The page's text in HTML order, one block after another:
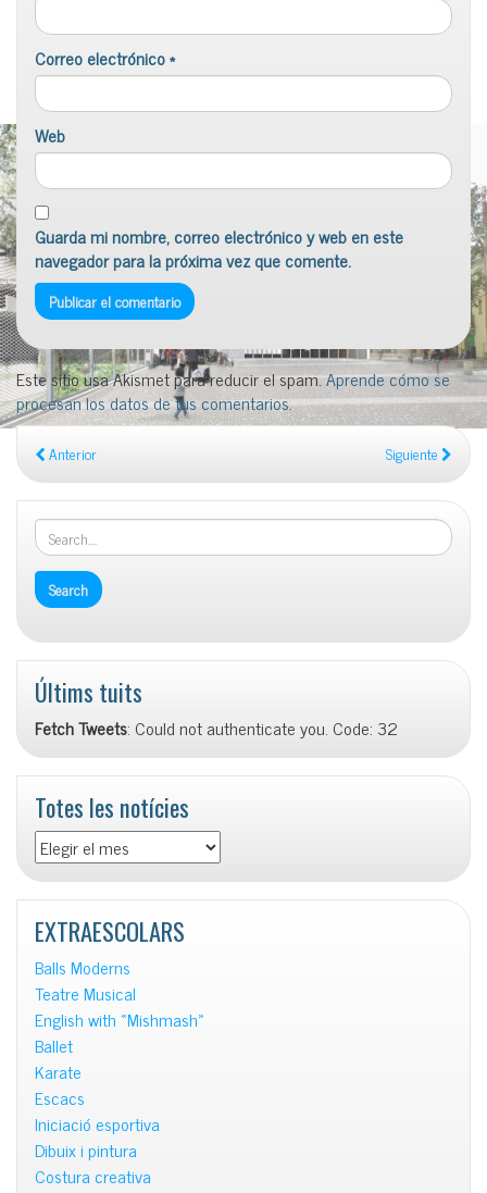
Correo electrónico*
Web
Guarda mi nombre, correo electrónico y web en este
navegador para la próxima vez que comente.
Este sitio usa Akismet para reducir el spam.Aprende cómo se
procesan los datos de tus comentarios.
Anterior Siguiente
Últims tuits
Fetch Tweets: Could not authenticate you. Code: 32
Totes les notícies
Totes
les
notícies
EXTRAESCOLARS
Balls Moderns
Teatre Musical
English with «Mishmash»
Ballet
Karate
Escacs
Iniciació esportiva
Dibuix i pintura
Costura creativa